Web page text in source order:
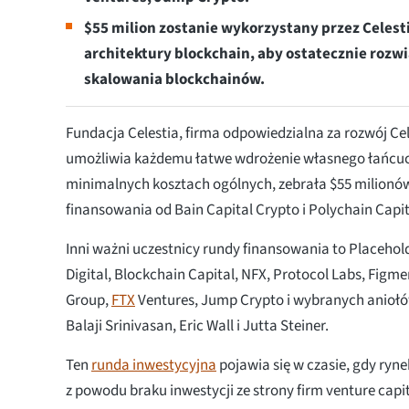
$55 milion zostanie wykorzystany przez
architektury blockchain, aby ostatecznie
skalowania blockchainów.
Fundacja Celestia, firma odpowiedzialna za rozwój
umożliwia każdemu łatwe wdrożenie własnego
minimalnych kosztach ogólnych, zebrała $55
finansowania od Bain Capital Crypto i Polychain
Inni ważni uczestnicy rundy finansowania to
Digital, Blockchain Capital, NFX, Protocol Labs,
Group,FTXVentures, Jump Crypto i wybranych
Balaji Srinivasan, Eric Wall i Jutta Steiner.
Ten runda inwestycyjna pojawia się w czasie, gdy
z powodu braku inwestycji ze strony firm venture